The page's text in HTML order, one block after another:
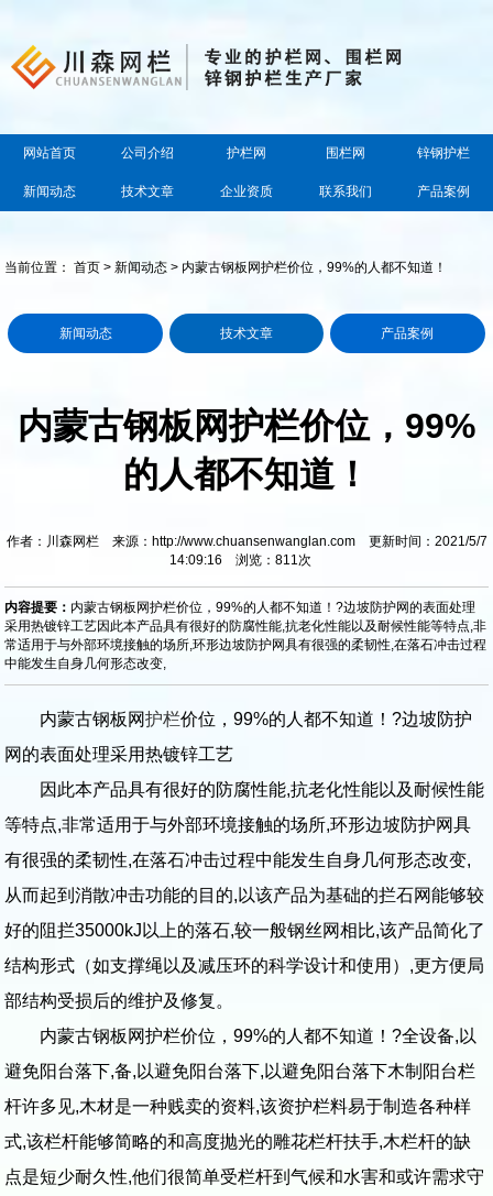
网站首页 公司介绍 护栏网 围栏网 锌钢护栏
新闻动态 技术文章 企业资质 联系我们 产品案例
当前位置：首页 >新闻动态 > 内蒙古钢板网护栏价位，99%的人都不知道！
新闻动态 技术文章 产品案例
内蒙古钢板网护栏价位，99%
的人都不知道！
作者：川森网栏 来源：http://www.chuansenwanglan.com 更新时间：2021/5/7
14:09:16 浏览： 811次
内容提要： 内蒙古钢板网护栏价位，99%的人都不知道！?边坡防护网的表面处理
采用热镀锌工艺因此本产品具有很好的防腐性能,抗老化性能以及耐候性能等特点,非
常适用于与外部环境接触的场所,环形边坡防护网具有很强的柔韧性,在落石冲击过程
中能发生自身几何形态改变,
内蒙古钢板网护栏价位，99%的人都不知道！?边坡防护
网的表面处理采用热镀锌工艺
因此本产品具有很好的防腐性能,抗老化性能以及耐候性能
等特点,非常适用于与外部环境接触的场所,环形边坡防护网具
有很强的柔韧性,在落石冲击过程中能发生自身几何形态改变,
从而起到消散冲击功能的目的,以该产品为基础的拦石网能够较
好的阻拦35000kJ以上的落石,较一般钢丝网相比,该产品简化了
结构形式（如支撑绳以及减压环的科学设计和使用）,更方便局
部结构受损后的维护及修复。
内蒙古钢板网护栏价位，99%的人都不知道！?全设备,以
避免阳台落下,备,以避免阳台落下,以避免阳台落下木制阳台栏
杆许多见,木材是一种贱卖的资料,该资护栏料易于制造各种样
式,该栏杆能够简略的和高度抛光的雕花栏杆扶手,木栏杆的缺
点是短少耐久性,他们很简单受栏杆到气候和水害和或许需求守